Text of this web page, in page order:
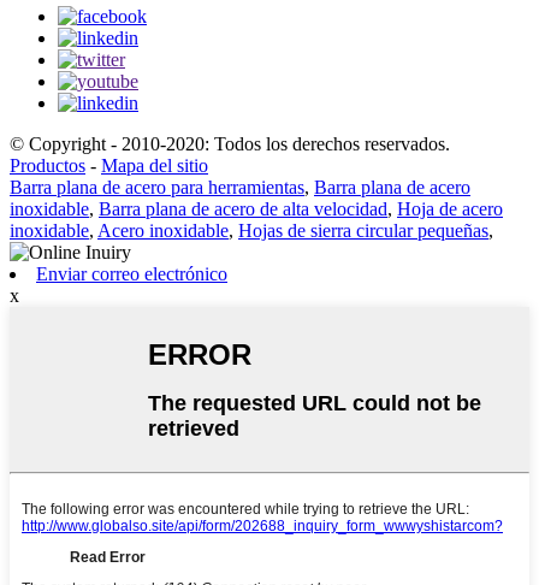
© Copyright - 2010-2020: Todos los derechos reservados.
Productos - Mapa del sitio
Barra plana de acero para herramientas, Barra plana de acero
inoxidable, Barra plana de acero de alta velocidad, Hoja de acero
inoxidable, Acero inoxidable, Hojas de sierra circular pequeñas,
Enviar correo electrónico
x